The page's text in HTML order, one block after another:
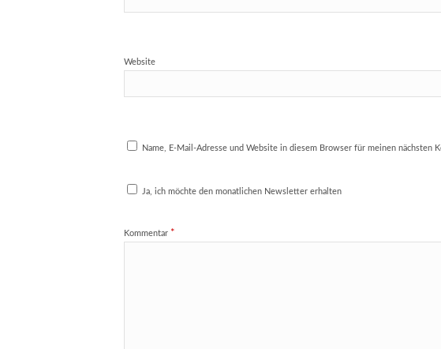
Website
Name, E-Mail-Adresse und Website in diesem Browser für meinen nächsten
Ja, ich möchte den monatlichen Newsletter erhalten
Kommentar *